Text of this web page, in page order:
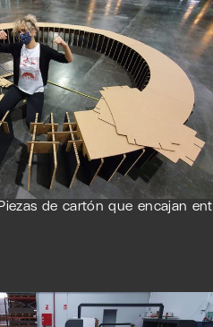
de cartón que encajan